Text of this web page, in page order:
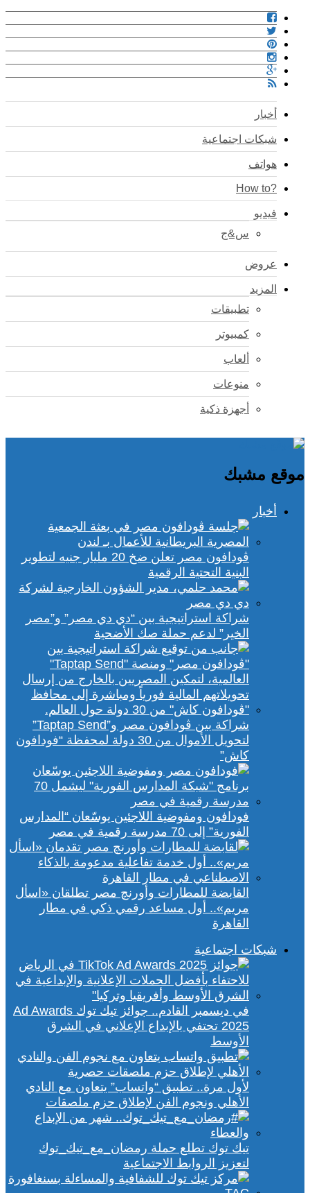
أخبار
شبكات اجتماعية
هواتف
?How to
فيديو
س&ج
عروض
المزيد
تطبيقات
كمبيوتر
ألعاب
منوعات
أجهزة ذكية
موقع مشبك
أخبار
ڤودافون مصر تعلن ضخ 20 مليار جنيه لتطوير
البنية التحتية الرقمية
شراكة استراتيجية بين “دي دي مصر” و”مصر
الخير” لدعم حملة صك الأضحية
شراكة بين ڤودافون مصر و”Taptap Send”
لتحويل الأموال من 30 دولة لمحفظة “فودافون
كاش”
فودافون ومفوضية اللاجئين يوسّعان “المدارس
الفورية” إلى 70 مدرسة رقمية في مصر
القابضة للمطارات وأورنچ مصر تطلقان «اسأل
مريم».. أول مساعد رقمي ذكي في مطار
القاهرة
شبكات اجتماعية
في ديسمبر القادم.. جوائز تيك توك Ad Awards
2025 تحتفي بالإبداع الإعلاني في الشرق
الأوسط
لأول مرة.. تطبيق “واتساب” يتعاون مع النادي
الأهلي ونجوم الفن لإطلاق حزم ملصقات
تيك توك تطلع حملة رمضان_مع_تيك_توك
لتعزيز الروابط الاجتماعية